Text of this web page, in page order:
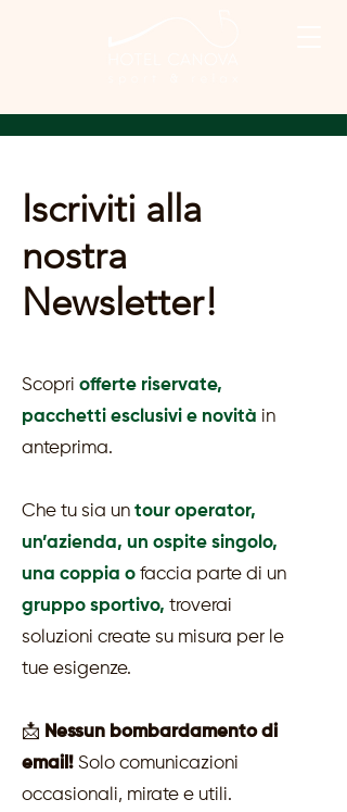
Iscriviti alla
nostra
Newsletter!
Scopri offerte riservate,
pacchetti esclusivi e novità in
anteprima.
Che tu sia un tour operator,
un’azienda, un ospite singolo,
una coppia o faccia parte di un
gruppo sportivo, troverai
soluzioni create su misura per le
tue esigenze.
📩 Nessun bombardamento di
email! Solo comunicazioni
occasionali, mirate e utili.